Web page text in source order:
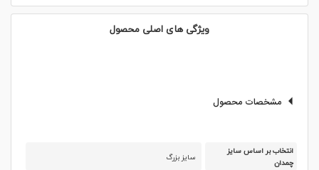
ویژگی های اصلی محصول
مشخصات محصول
انتخاب بر اساس سایز
چمدان
سایز بزرگ